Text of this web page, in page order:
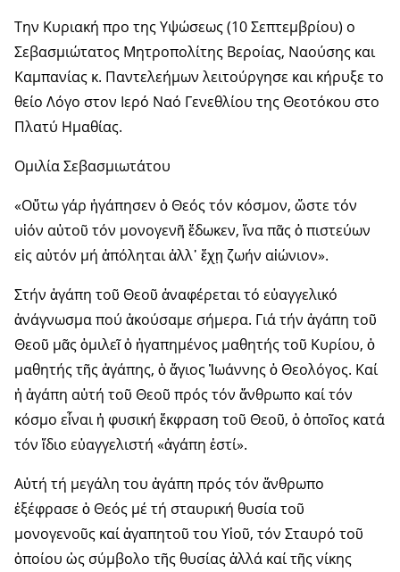
Την Κυριακή προ της Υψώσεως (10 Σεπτεμβρίου) ο
Σεβασμιώτατος Μητροπολίτης Βεροίας, Ναούσης και
Καμπανίας κ. Παντελεήμων λειτούργησε και κήρυξε το
θείο Λόγο στον Ιερό Ναό Γενεθλίου της Θεοτόκου στο
Πλατύ Ημαθίας.
Ομιλία Σεβασμιωτάτου
«Οὕτω γάρ ἠγάπησεν ὁ Θεός τόν κόσμον, ὥστε τόν
υἱόν αὐτοῦ τόν μονογενῆ ἔδωκεν, ἵνα πᾶς ὁ πι­στεύων
εἰς αὐτόν μή ἀπόληται ἀλλ᾽ ἔχῃ ζωήν αἰώνιον».
Στήν ἀγάπη τοῦ Θεοῦ ἀναφέρεται τό εὐαγγελικό
ἀνάγνωσμα πού ἀκού­σαμε σήμερα. Γιά τήν ἀγάπη τοῦ
Θεοῦ μᾶς ὁμιλεῖ ὁ ἠγαπημένος μαθητής τοῦ Κυρίου, ὁ
μαθητής τῆς ἀγάπης, ὁ ἅγιος Ἰωάννης ὁ Θεο­λόγος. Καί
ἡ ἀγάπη αὐτή τοῦ Θεοῦ πρός τόν ἄνθρωπο καί τόν
κόσμο εἶναι ἡ φυσική ἔκφραση τοῦ Θεοῦ, ὁ ὁποῖος κατά
τόν ἴδιο εὐαγγελιστή «ἀγάπη ἐστί».
Αὐτή τή μεγάλη του ἀγάπη πρός τόν ἄνθρωπο
ἐξέφρασε ὁ Θεός μέ τή σταυρική θυσία τοῦ
μονογενοῦς καί ἀγαπητοῦ του Υἱοῦ, τόν Σταυρό τοῦ
ὁποίου ὡς σύμβολο τῆς θυσίας ἀλλά καί τῆς νίκης